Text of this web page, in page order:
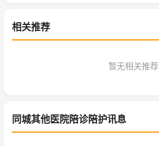
相关推荐
暂无相关推荐
同城其他医院陪诊陪护讯息